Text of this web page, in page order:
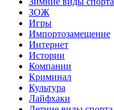
ЗОЖ
Игры
Импортозамещение
Интернет
Истории
Компании
Криминал
Культура
Лайфхаки